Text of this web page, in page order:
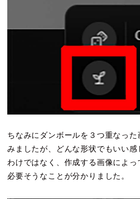
ちなみにダンボールを３つ重なった
みましたが、どんな形状でもいい感
わけではなく、作成する画像によ
必要そうなことが分かりました。